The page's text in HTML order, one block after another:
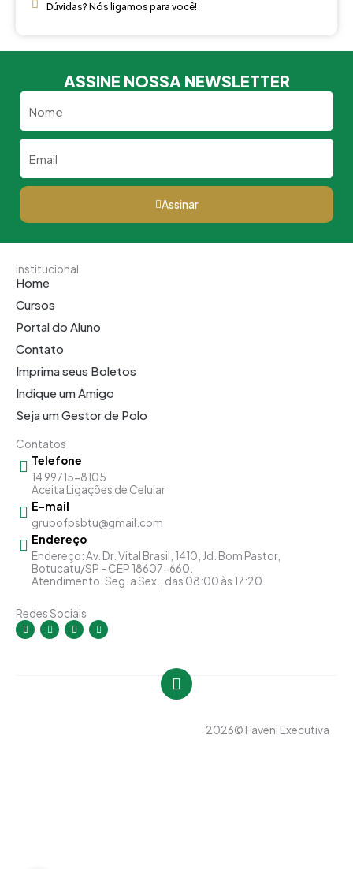
Dúvidas? Nós ligamos para você!
ASSINE NOSSA NEWSLETTER
Assinar
Institucional
Home
Cursos
Portal do Aluno
Contato
Imprima seus Boletos
Indique um Amigo
Seja um Gestor de Polo
Contatos
Telefone
14 99715-8105
Aceita Ligações de Celular
E-mail
grupofpsbtu@gmail.com
Endereço
Endereço: Av. Dr. Vital Brasil, 1410, Jd. Bom Pastor,
Botucatu/SP - CEP 18607-660.
Atendimento: Seg. a Sex., das 08:00 às 17:20.
Redes Sociais
I
n
s
F
a
c
Y
o
u
L
i
n
2026© Faveni Executiva